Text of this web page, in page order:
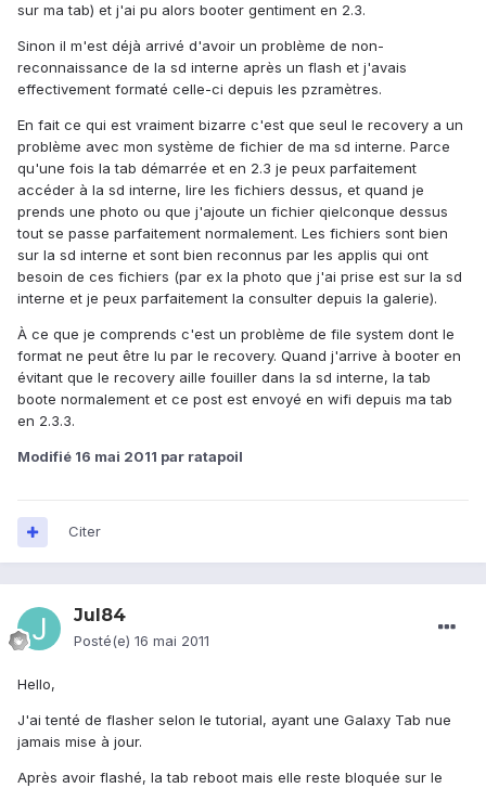
sur ma tab) et j'ai pu alors booter gentiment en 2.3.
Sinon il m'est déjà arrivé d'avoir un problème de non-
reconnaissance de la sd interne après un flash et j'avais
effectivement formaté celle-ci depuis les pzramètres.
En fait ce qui est vraiment bizarre c'est que seul le recovery a un
problème avec mon système de fichier de ma sd interne. Parce
qu'une fois la tab démarrée et en 2.3 je peux parfaitement
accéder à la sd interne, lire les fichiers dessus, et quand je
prends une photo ou que j'ajoute un fichier qielconque dessus
tout se passe parfaitement normalement. Les fichiers sont bien
sur la sd interne et sont bien reconnus par les applis qui ont
besoin de ces fichiers (par ex la photo que j'ai prise est sur la sd
interne et je peux parfaitement la consulter depuis la galerie).
À ce que je comprends c'est un problème de file system dont le
format ne peut être lu par le recovery. Quand j'arrive à booter en
évitant que le recovery aille fouiller dans la sd interne, la tab
boote normalement et ce post est envoyé en wifi depuis ma tab
en 2.3.3.
Modifié 16 mai 2011 par ratapoil
Citer
Jul84
Posté(e) 16 mai 2011
Hello,
J'ai tenté de flasher selon le tutorial, ayant une Galaxy Tab nue
jamais mise à jour.
Après avoir flashé, la tab reboot mais elle reste bloquée sur le